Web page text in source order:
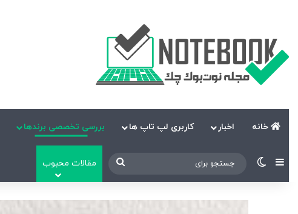
خانه اخبار کاربری لپ تاپ ها بررسی تخصصی برندها
نوارکناریتغییر پوسته
جستجو
برای
مقالات محبوب